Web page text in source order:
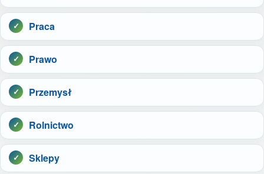
Praca
Prawo
Przemysł
Rolnictwo
Sklepy